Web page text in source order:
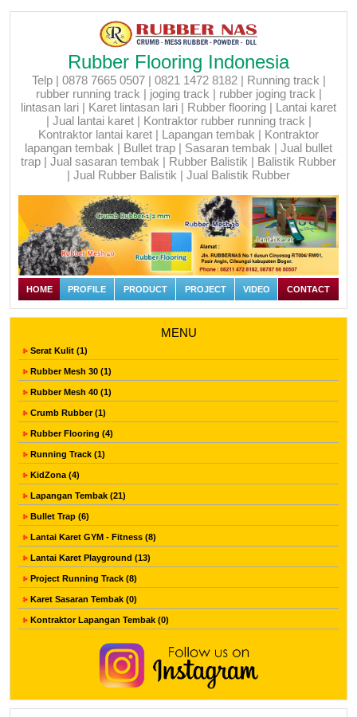
Rubber Flooring Indonesia
Telp | 0878 7665 0507 | 0821 1472 8182 | Running track |
rubber running track | joging track | rubber joging track |
lintasan lari | Karet lintasan lari | Rubber flooring | Lantai karet
| Jual lantai karet | Kontraktor rubber running track |
Kontraktor lantai karet | Lapangan tembak | Kontraktor
lapangan tembak | Bullet trap | Sasaran tembak | Jual bullet
trap | Jual sasaran tembak | Rubber Balistik | Balistik Rubber
| Jual Rubber Balistik | Jual Balistik Rubber
HOME PROFILE PRODUCT PROJECT VIDEO CONTACT
MENU
Serat Kulit (1)
Rubber Mesh 30 (1)
Rubber Mesh 40 (1)
Crumb Rubber (1)
Rubber Flooring (4)
Running Track (1)
KidZona (4)
Lapangan Tembak (21)
Bullet Trap (6)
Lantai Karet GYM - Fitness (8)
Lantai Karet Playground (13)
Project Running Track (8)
Karet Sasaran Tembak (0)
Kontraktor Lapangan Tembak (0)